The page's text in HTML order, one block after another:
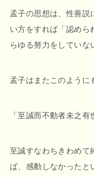
孟子の思想は、性善説
い方をすれば「認めら
らゆる努力をしていな
孟子はまたこのように
「至誠而不動者未之有
至誠すなわちきわめて
ば、感動しなかったと